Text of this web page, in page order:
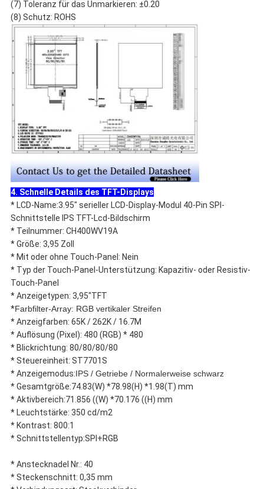
(7) Toleranz für das Unmarkieren: ±0.20
(8) Schutz: ROHS
4. Schnelle Details des TFT-Displays
* LCD-Name:3.95" serieller LCD-Display-Modul 40-Pin SPI-
Schnittstelle IPS TFT-Lcd-Bildschirm
* Teilnummer: CH400WV19A
* Größe: 3,95 Zoll
* Mit oder ohne Touch-Panel: Nein
* Typ der Touch-Panel-Unterstützung: Kapazitiv- oder Resistiv-
Touch-Panel
* Anzeigetypen: 3,95"TFT
*Farbfilter-Array: RGB vertikaler Streifen
* Anzeigfarben: 65K / 262K / 16.7M
* Auflösung (Pixel): 480 (RGB) * 480
* Blickrichtung: 80/80/80/80
* Steuereinheit: ST7701S
* Anzeigemodus:IPS / Getriebe / Normalerweise schwarz
* Gesamtgröße:74.83(W) *78.98(H) *1.98(T) mm
* Aktivbereich:71.856 ((W) *70.176 ((H) mm
* Leuchtstärke: 350 cd/m2
* Kontrast: 800:1
* Schnittstellentyp:SPI+RGB
* Anstecknadel Nr.: 40
* Steckenschnitt: 0,35 mm